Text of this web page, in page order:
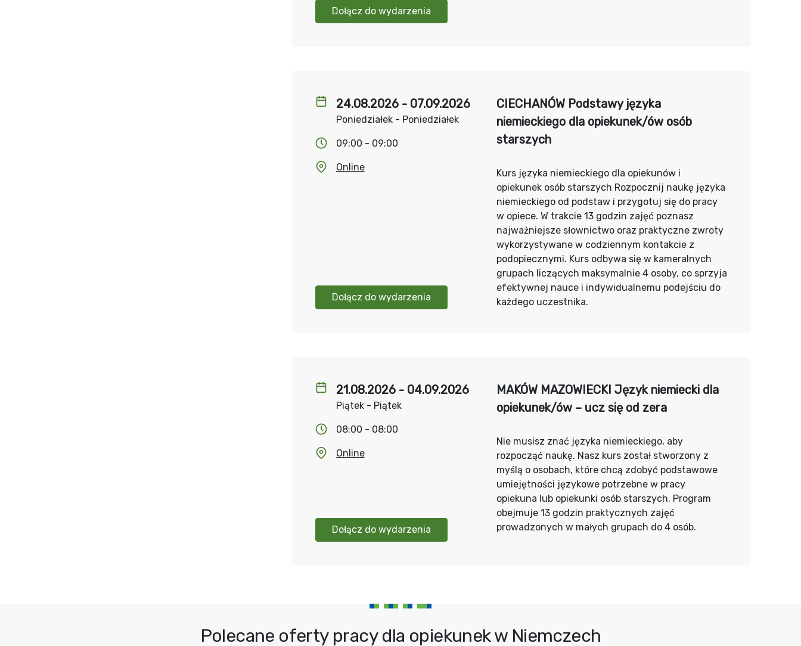
Dołącz do wydarzenia
24.08.2026 - 07.09.2026
Poniedziałek - Poniedziałek
09:00 - 09:00
Online
Dołącz do wydarzenia
CIECHANÓW Podstawy języka
niemieckiego dla opiekunek/ów osób
starszych
Kurs języka niemieckiego dla opiekunów i
opiekunek osób starszych Rozpocznij naukę języka
niemieckiego od podstaw i przygotuj się do pracy
w opiece. W trakcie 13 godzin zajęć poznasz
najważniejsze słownictwo oraz praktyczne zwroty
wykorzystywane w codziennym kontakcie z
podopiecznymi. Kurs odbywa się w kameralnych
grupach liczących maksymalnie 4 osoby, co sprzyja
efektywnej nauce i indywidualnemu podejściu do
każdego uczestnika.
21.08.2026 - 04.09.2026
Piątek - Piątek
08:00 - 08:00
Online
Dołącz do wydarzenia
MAKÓW MAZOWIECKI Język niemiecki dla
opiekunek/ów – ucz się od zera
Nie musisz znać języka niemieckiego, aby
rozpocząć naukę. Nasz kurs został stworzony z
myślą o osobach, które chcą zdobyć podstawowe
umiejętności językowe potrzebne w pracy
opiekuna lub opiekunki osób starszych. Program
obejmuje 13 godzin praktycznych zajęć
prowadzonych w małych grupach do 4 osób.
Polecane oferty pracy dla opiekunek w Niemczech